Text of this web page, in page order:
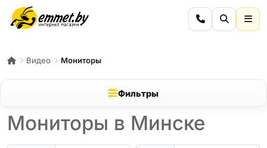
Видео Мониторы
Фильтры
Мониторы в Минске